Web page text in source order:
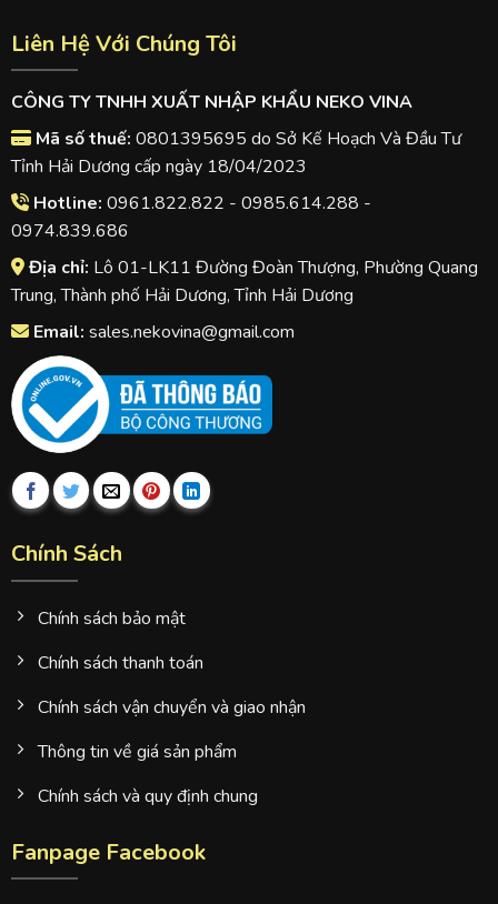
Liên Hệ Với Chúng Tôi
CÔNG TY TNHH XUẤT NHẬP KHẨU NEKO VINA
Mã số thuế: 0801395695 do Sở Kế Hoạch Và Đầu Tư
Tỉnh Hải Dương cấp ngày 18/04/2023
Hotline: 0961.822.822 - 0985.614.288 -
0974.839.686
Địa chỉ: Lô 01-LK11 Đường Đoàn Thượng, Phường Quang
Trung, Thành phố Hải Dương, Tỉnh Hải Dương
Email: sales.nekovina@gmail.com
Chính Sách
Chính sách bảo mật
Chính sách thanh toán
Chính sách vận chuyển và giao nhận
Thông tin về giá sản phẩm
Chính sách và quy định chung
Fanpage Facebook